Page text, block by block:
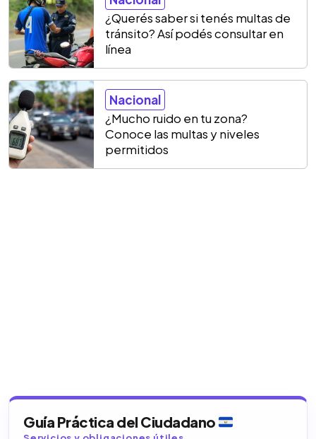
¿Querés saber si tenés multas de
tránsito? Así podés consultar en
línea
Nacional
¿Mucho ruido en tu zona?
Conoce las multas y niveles
permitidos
Guía Práctica del Ciudadano